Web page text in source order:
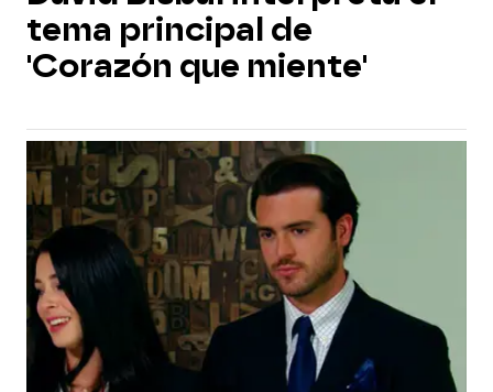
tema principal de
'Corazón que miente'